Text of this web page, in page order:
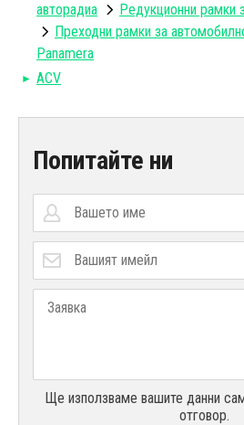
авторадиа
Редукционни рамки
Преходни рамки за
Panamera
ACV
Попитайте ни
Ще използваме вашите данни
отговор.